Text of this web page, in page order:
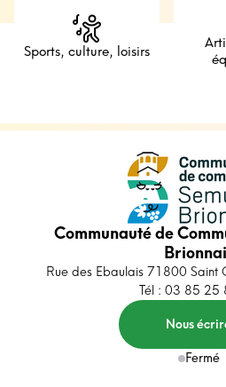
Sports, culture, loisirs
Communauté de
Rue des Ebaulais 71800 Saint
Tél : 03 85 25
Nous
Fermé